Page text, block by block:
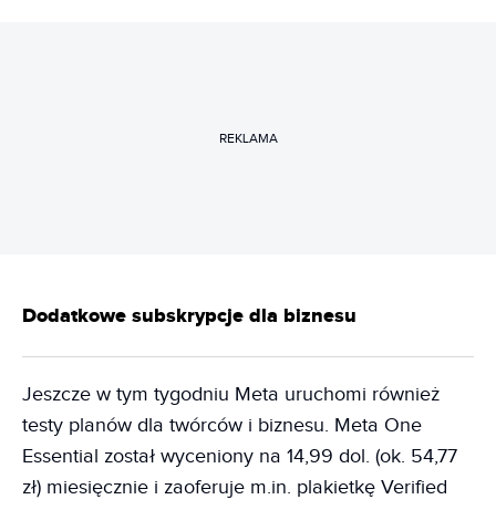
REKLAMA
Dodatkowe subskrypcje dla biznesu
Jeszcze w tym tygodniu Meta uruchomi również
testy planów dla twórców i biznesu. Meta One
Essential został wyceniony na 14,99 dol. (ok. 54,77
zł) miesięcznie i zaoferuje m.in. plakietkę Verified